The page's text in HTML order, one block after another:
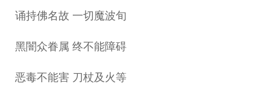
诵持佛名故 一切魔波旬
黑闇众眷属 终不能障碍
恶毒不能害 刀杖及火等